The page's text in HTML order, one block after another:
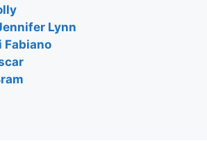
Lynn
Fabiano